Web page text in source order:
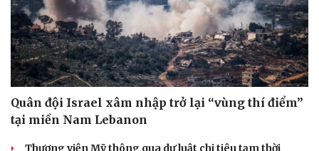
Sức khỏe
Dinh dưỡng - món ngon
Cây thuốc
Sản phụ khoa
Nhi khoa
Làm đẹp - giảm cân
Đời sống
Nhà đẹp
Blog
Tình yêu - Gia đình
Quân đội Israel xâm nhập trở lại “vùng thí điểm”
tại miền Nam Lebanon
Thượng viện Mỹ thông qua dự luật chi tiêu tạm thời